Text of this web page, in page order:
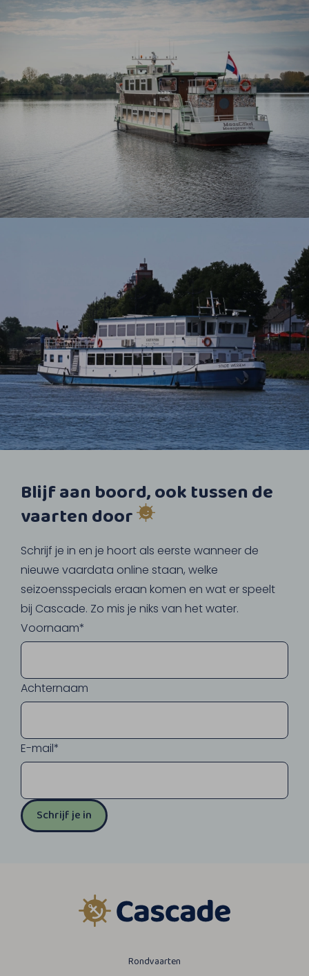
Blijf aan boord, ook tussen de
vaarten door
Schrijf je in en je hoort als eerste wanneer de
nieuwe vaardata online staan, welke
seizoensspecials eraan komen en wat er speelt
bij Cascade. Zo mis je niks van het water.
Voornaam*
Achternaam
E-mail*
Schrijf je in
Rondvaarten